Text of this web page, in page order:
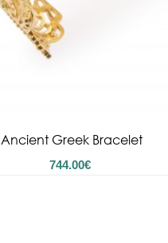
Ancient Greek Bracelet
744.00€